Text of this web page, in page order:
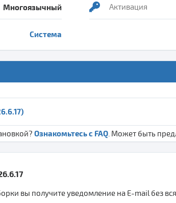
Многоязычный Активация
Система
Ознакомьтесь с FAQ. Может быть
вы получите уведомление на E-mail без